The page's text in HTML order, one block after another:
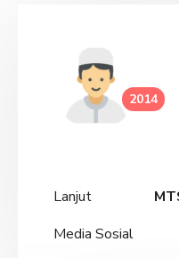
2014
Lanjut
Media Sosial